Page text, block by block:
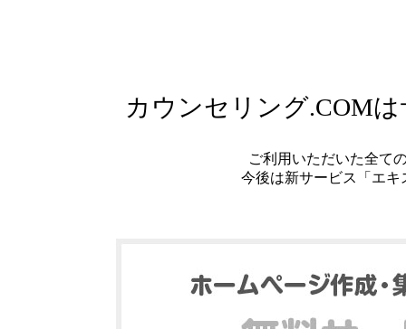
カウンセリング.COM
ご利用いただいた全て
今後は新サービス「エ